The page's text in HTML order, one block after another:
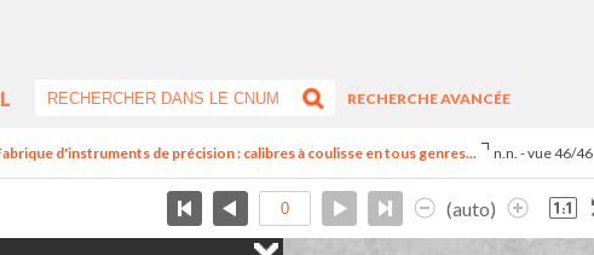
RECHERCHE AVANCÉE
d'instruments de précision : calibres à coulisse en tous genres... n.n. - vue 46/46
(auto)